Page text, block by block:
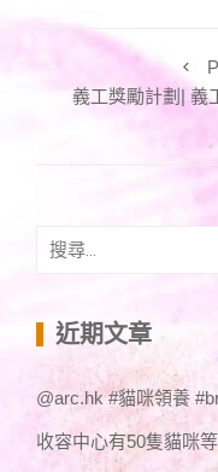
義工獎勵計劃| 義
搜
鍵 近期文章
@arc.hk #貓咪領養
收容中心有50隻貓咪